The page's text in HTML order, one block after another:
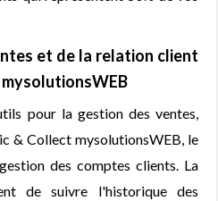
et de la relation client
pour la gestion des ventes,
& Collect mysolutionsWEB, le
des comptes clients. La
de suivre l'historique des